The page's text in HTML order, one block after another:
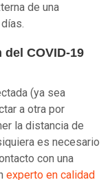
de una
COVID-19
(ya sea
a otra por
la distancia de
es necesario
con una
experto en calidad